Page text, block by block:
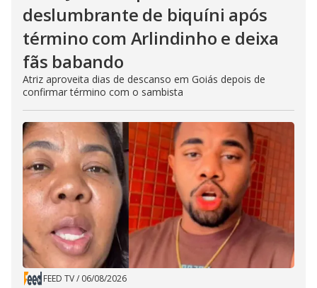
deslumbrante de biquíni após
término com Arlindinho e deixa
fãs babando
Atriz aproveita dias de descanso em Goiás depois de
confirmar término com o sambista
FEED TV/ 06/08/2026